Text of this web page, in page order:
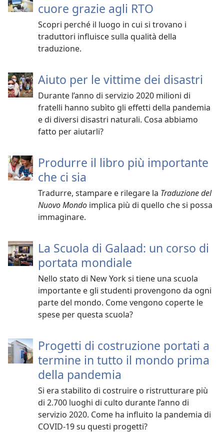
cuore grazie agli RTO
Scopri perché il luogo in cui si trovano i
traduttori influisce sulla qualità della
traduzione.
Aiuto per le vittime dei disastri
Durante l’anno di servizio 2020 milioni di
fratelli hanno subìto gli effetti della pandemia
e di diversi disastri naturali. Cosa abbiamo
fatto per aiutarli?
Produrre il libro più importante
che ci sia
Tradurre, stampare e rilegare la Traduzione del
Nuovo Mondo implica più di quello che si possa
immaginare.
La Scuola di Galaad: un corso di
portata mondiale
Nello stato di New York si tiene una scuola
importante e gli studenti provengono da ogni
parte del mondo. Come vengono coperte le
spese per questa scuola?
Progetti di costruzione portati a
termine in tutto il mondo prima
della pandemia
Si era stabilito di costruire o ristrutturare più
di 2.700 luoghi di culto durante l’anno di
servizio 2020. Come ha influito la pandemia di
COVID-19 su questi progetti?